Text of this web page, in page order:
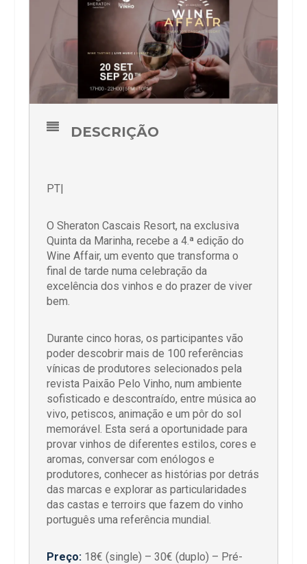
DESCRIÇÃO
PT|
O Sheraton Cascais Resort, na exclusiva
Quinta da Marinha, recebe a 4.ª edição do
Wine Affair, um evento que transforma o
final de tarde numa celebração da
excelência dos vinhos e do prazer de viver
bem.
Durante cinco horas, os participantes vão
poder descobrir mais de 100 referências
vínicas de produtores selecionados pela
revista Paixão Pelo Vinho, num ambiente
sofisticado e descontraído, entre música ao
vivo, petiscos, animação e um pôr do sol
memorável. Esta será a oportunidade para
provar vinhos de diferentes estilos, cores e
aromas, conversar com enólogos e
produtores, conhecer as histórias por detrás
das marcas e explorar as particularidades
das castas e terroirs que fazem do vinho
português uma referência mundial.
Preço: 18€ (single) – 30€ (duplo) – Pré-